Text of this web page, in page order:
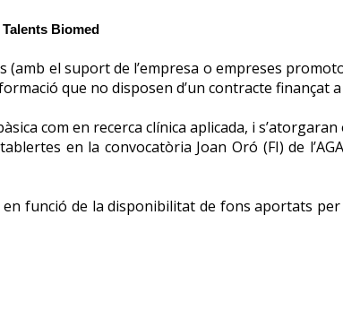
Talents Biomed
(amb el suport de l’empresa o empreses
que no disposen d’un contracte finançat a
com en recerca clínica aplicada, i
en la convocatòria Joan Oró (FI) de
funció de la disponibilitat de fons aportats